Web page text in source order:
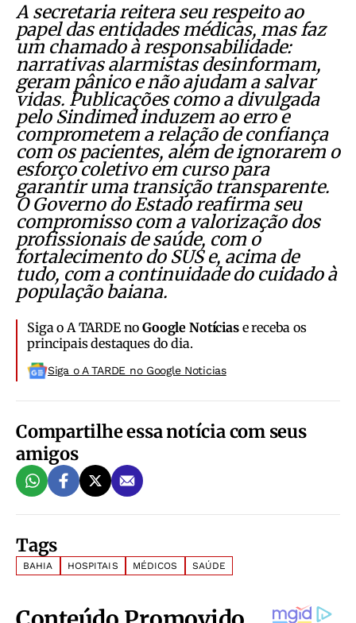
A secretaria reitera seu respeito ao
papel das entidades médicas, mas faz
um chamado à responsabilidade:
narrativas alarmistas desinformam,
geram pânico e não ajudam a salvar
vidas. Publicações como a divulgada
pelo Sindimed induzem ao erro e
comprometem a relação de confiança
com os pacientes, além de ignorarem o
esforço coletivo em curso para
garantir uma transição transparente.
O Governo do Estado reafirma seu
compromisso com a valorização dos
profissionais de saúde, com o
fortalecimento do SUS e, acima de
tudo, com a continuidade do cuidado à
população baiana.
Siga o A TARDE noGoogle Notíciase receba os
principais destaques do dia.
Siga o A TARDE no Google Noticias
Compartilhe essa notícia com seus
amigos
Tags
BAHIA HOSPITAIS MÉDICOS SAÚDE